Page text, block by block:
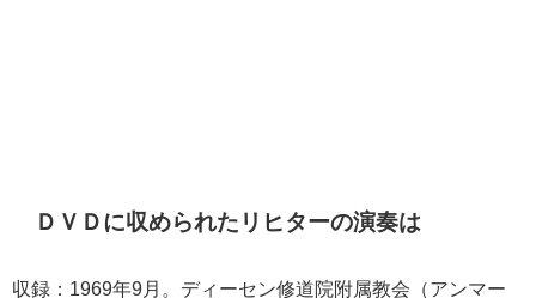
ＤＶＤに収められたリヒターの演奏は
収録：1969年9月。 ディーセン修道院附属教会（アンマー